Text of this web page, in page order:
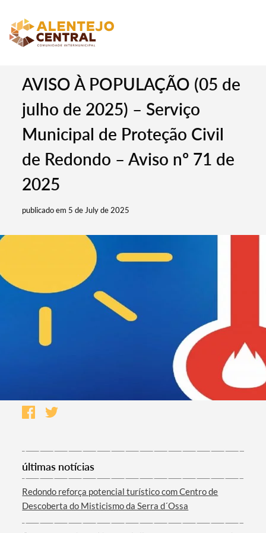
AVISO À POPULAÇÃO (05 de
julho de 2025) – Serviço
Municipal de Proteção Civil
de Redondo – Aviso nº 71 de
2025
publicado em 5 de July de 2025
últimas notícias
Redondo reforça potencial turístico com Centro de
Descoberta do Misticismo da Serra d´Ossa